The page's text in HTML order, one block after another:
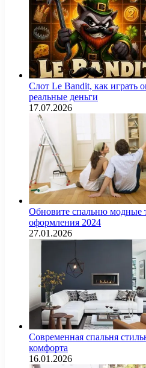
Слот Le Bandit, как играть
реальные деньги
17.07.2026
Обновите спальню модные
оформления 2024
27.01.2026
Современная спальня
комфорта
16.01.2026